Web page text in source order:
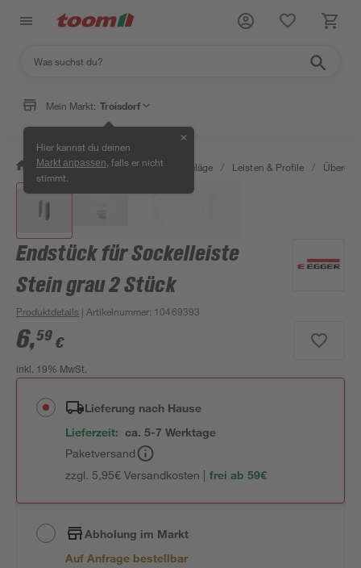
Mein Markt: Troisdorf
Hier kannst du deinen
Markt anpassen , falls er nicht
stimmt.
✕
/ Bauen & Renovieren / Bodenbeläge / Leisten & Profile /
Endstück für Sockelleiste
Stein grau 2 Stück
Produktdetails | Artikelnummer: 10469393
6,59 €
inkl. 19% MwSt.
Lieferung nach Hause
Lieferzeit: ca. 5-7 Werktage
Paketversand
zzgl. 5,95€ Versandkosten | frei ab 59€
Abholung im Markt
Auf Anfrage bestellbar